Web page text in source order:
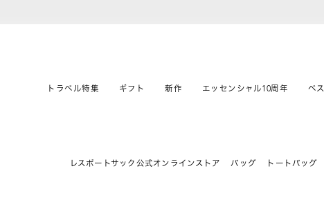
トラベル特集 ギフト 新作 エッセンシャル10周年 ベ
レスポートサック公式オンラインストア バッグ トートバッグ